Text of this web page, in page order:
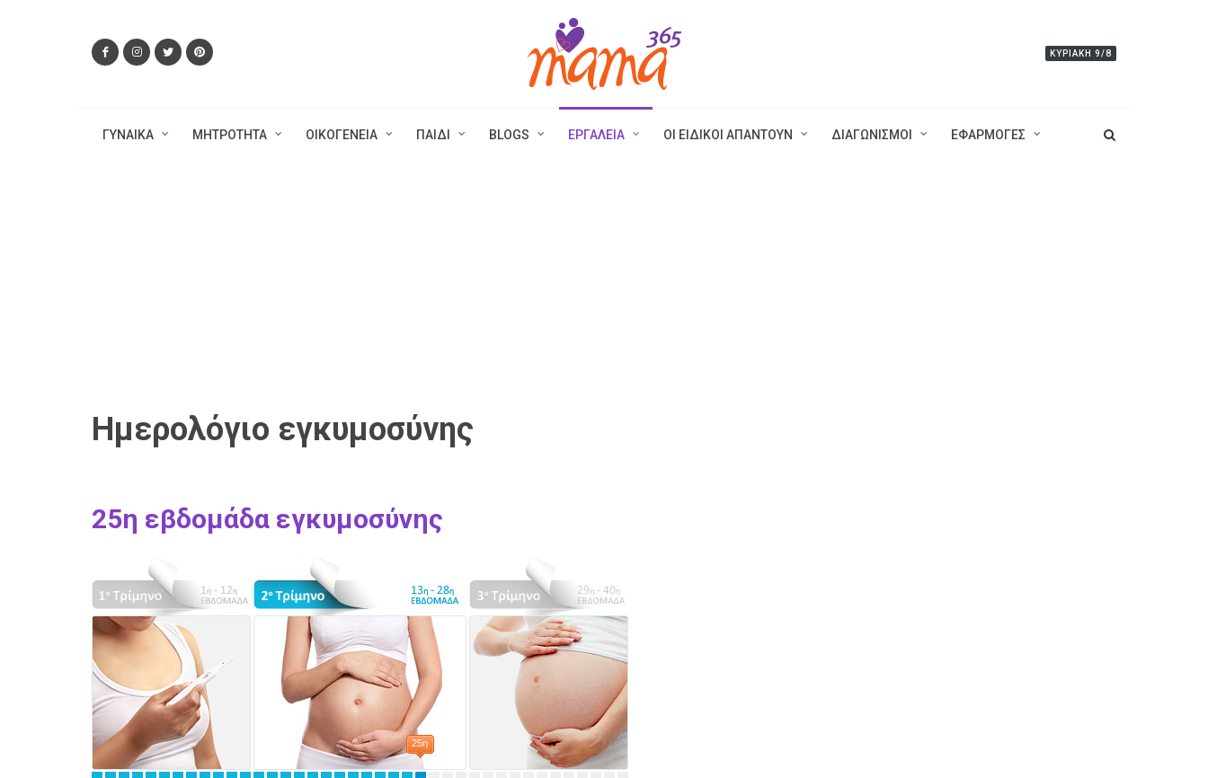
ΚΥΡΙΑΚΉ 9/8
ΓΥΝΑΙΚΑ ΜΗΤΡΟΤΗΤΑ ΟΙΚΟΓΕΝΕΙΑ ΠΑΙΔΙ BLOGS ΕΡΓΑΛΕΙΑ ΟΙ ΕΙΔΙΚΟΙ ΑΠΑΝΤΟΥΝ ΔΙΑΓΩΝΙΣΜΟΙ ΕΦΑΡΜΟΓΕΣ
Ημερολόγιο εγκυμοσύνης
25η εβδομάδα εγκυμοσύνης
25η